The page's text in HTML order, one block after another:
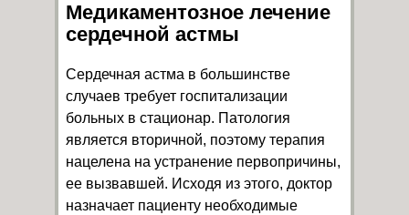
Медикаментозное лечение
сердечной астмы
Сердечная астма в большинстве
случаев требует госпитализации
больных в стационар. Патология
является вторичной, поэтому терапия
нацелена на устранение первопричины,
ее вызвавшей. Исходя из этого, доктор
назначает пациенту необходимые